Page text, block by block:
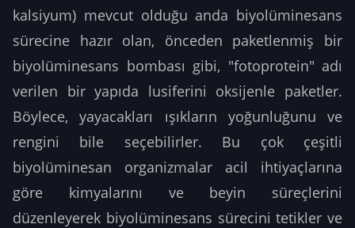
kalsiyum) mevcut olduğu anda biyolüminesans
sürecine hazır olan, önceden paketlenmiş bir
biyolüminesans bombası gibi, "fotoprotein" adı
verilen bir yapıda lusiferini oksijenle paketler.
Böylece, yayacakları ışıkların yoğunluğunu ve
rengini bile seçebilirler. Bu çok çeşitli
biyolüminesan organizmalar acil ihtiyaçlarına
göre kimyalarını ve beyin süreçlerini
düzenleyerek biyolüminesans sürecini tetikler ve